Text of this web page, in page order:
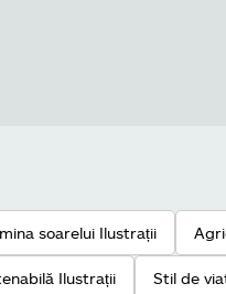
soarelui Ilustrații
Ilustrații Stil de